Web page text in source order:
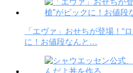
「エヴァ」おせちが登場！“
に！お値段なんと…